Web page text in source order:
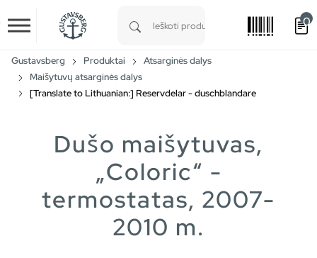
Skip to main content
0
Gustavsberg Produktai
Atsarginės dalys
Maišytuvų atsarginės dalys
[Translate to Lithuanian:] Reservdelar - duschblandare
Dušo maišytuvas,
„Coloric“ -
termostatas, 2007-
2010 m.